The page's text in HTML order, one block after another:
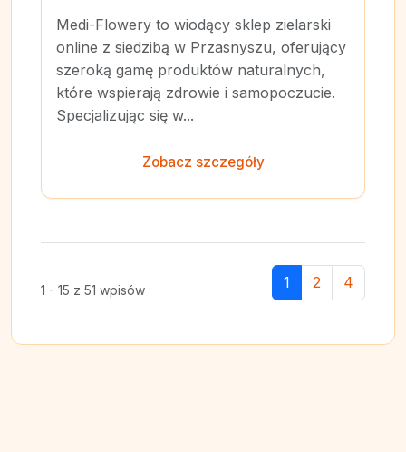
Medi-Flowery to wiodący sklep zielarski
online z siedzibą w Przasnyszu, oferujący
szeroką gamę produktów naturalnych,
które wspierają zdrowie i samopoczucie.
Specjalizując się w...
Zobacz szczegóły
1 - 15 z 51 wpisów 1 2 4